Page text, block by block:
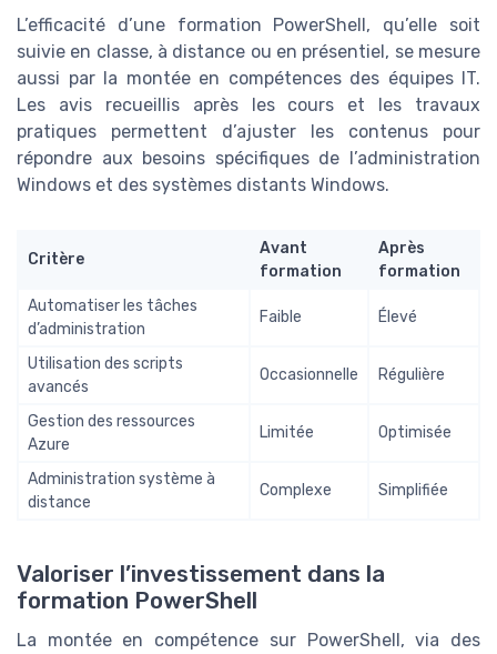
L’efficacité d’une formation PowerShell, qu’elle soit
suivie en classe, à distance ou en présentiel, se mesure
aussi par la montée en compétences des équipes IT.
Les avis recueillis après les cours et les travaux
pratiques permettent d’ajuster les contenus pour
répondre aux besoins spécifiques de l’administration
Windows et des systèmes distants Windows.
Critère
Avant
formation
Après
formation
Automatiser les tâches
d’administration
Faible Élevé
Utilisation des scripts
avancés
Occasionnelle Régulière
Gestion des ressources
Azure
Limitée Optimisée
Administration système à
distance
Complexe Simplifiée
Valoriser l’investissement dans la
formation PowerShell
La montée en compétence sur PowerShell, via des